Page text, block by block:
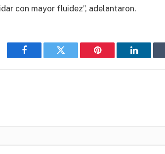
con mayor fluidez”, adelantaron.
Facebook Twitter Pinterest